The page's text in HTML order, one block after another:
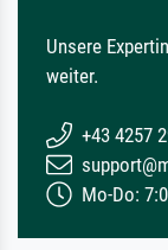
Unsere
weiter.
+43 4257
Mo-Do: